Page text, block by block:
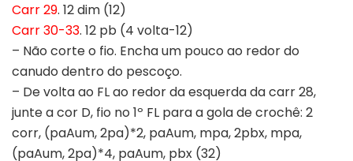
Carr 29. 12 dim (12)
Carr 30-33. 12 pb (4 volta-12)
– Não corte o fio. Encha um pouco ao redor do
canudo dentro do pescoço.
– De volta ao FL ao redor da esquerda da carr 28,
junte a cor D, fio no 1º FL para a gola de crochê: 2
corr, (paAum, 2pa)*2, paAum, mpa, 2pbx, mpa,
(paAum, 2pa)*4, paAum, pbx (32)